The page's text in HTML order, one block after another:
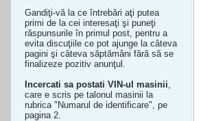
Gandiţi-vă la ce întrebări aţi putea
primi de la cei interesaţi şi puneţi
răspunsurile în primul post, pentru a
evita discuţiile ce pot ajunge la câteva
pagini şi câteva săptămâni fără să se
finalizeze pozitiv anunţul.
Incercati sa postati VIN-ul masinii,
care e scris pe talonul masinii la
rubrica "Numarul de identificare", pe
pagina 2.